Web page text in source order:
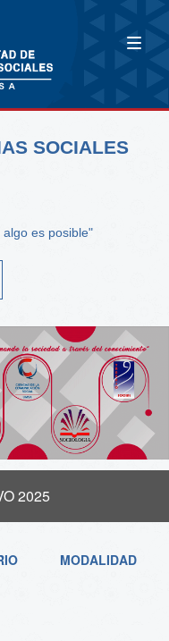
SOCIALES
es posible"
2025
MODALIDAD